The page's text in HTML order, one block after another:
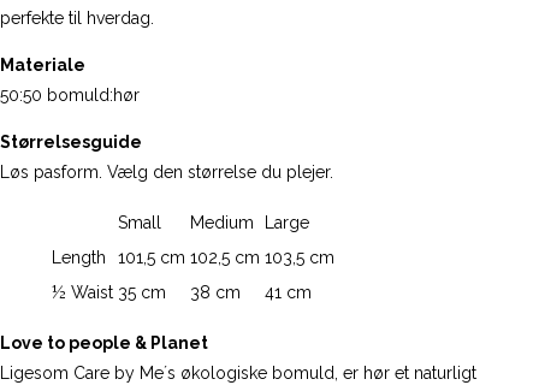
perfekte til hverdag.
Materiale
50:50 bomuld:hør
Størrelsesguide
Løs pasform. Vælg den størrelse du plejer.
Small Medium
Large
Length
101,5 cm 102,5 cm 103,5 cm
½ Waist 35 cm 38 cm 41 cm
Love to people & Planet
Ligesom Care by Me´s økologiske bomuld, er hør et naturligt